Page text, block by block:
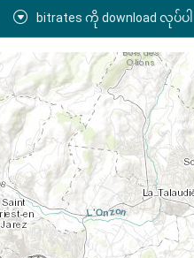
bitrates ကို download လုပ်ပါ